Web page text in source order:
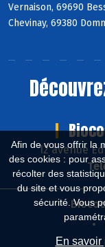
Afin de vous offrir la
des cookies : pour
récolter des
du site et vous
sécurité. Vous
En savoir
Vernaison, 69690
Chevinay, 69380
12 avenue